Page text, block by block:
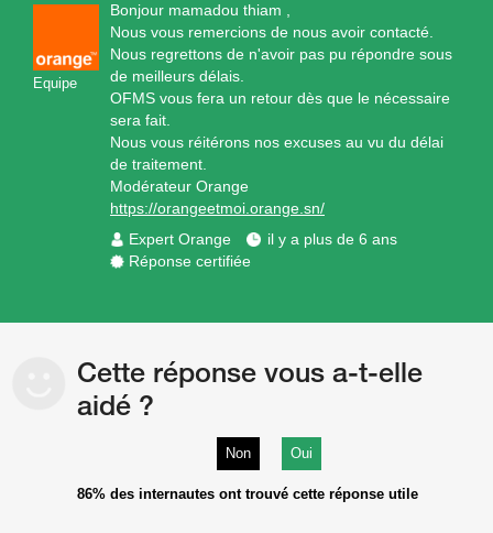
Equipe
Bonjour mamadou thiam ,
Nous vous remercions de nous avoir contacté.
Nous regrettons de n'avoir pas pu répondre sous
de meilleurs délais.
OFMS vous fera un retour dès que le nécessaire
sera fait.
Nous vous réitérons nos excuses au vu du délai
de traitement.
Modérateur Orange
https://orangeetmoi.orange.sn/
Expert Orange
il y a plus de 6 ans
Réponse certifiée
Cette réponse vous a-t-elle
aidé ?
Non Oui
86% des internautes ont trouvé cette réponse utile